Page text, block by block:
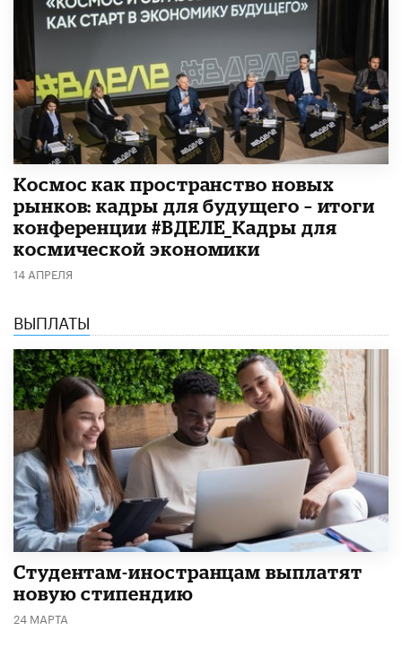
Космос как пространство новых
рынков: кадры для будущего – итоги
конференции #ВДЕЛЕ_Кадры для
космической экономики
14 АПРЕЛЯ
ВЫПЛАТЫ
Студентам-иностранцам выплатят
новую стипендию
24 МАРТА